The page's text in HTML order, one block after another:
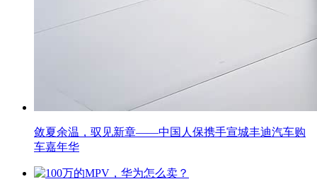
敛夏余温，驭见新章——中国人保携手宣城丰迪汽车购
车嘉年华